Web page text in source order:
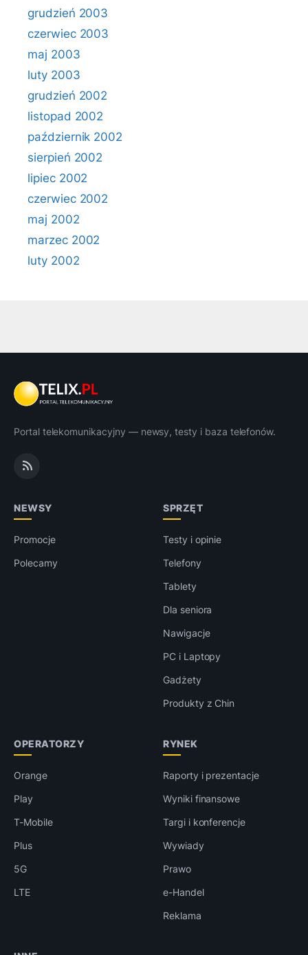
grudzień 2003
czerwiec 2003
maj 2003
luty 2003
grudzień 2002
listopad 2002
październik 2002
sierpień 2002
lipiec 2002
czerwiec 2002
maj 2002
marzec 2002
luty 2002
Portal telekomunikacyjny — newsy, testy i baza telefonów.
NEWSY
Promocje
Polecamy
SPRZĘT
Testy i opinie
Telefony
Tablety
Dla seniora
Nawigacje
PC i Laptopy
Gadżety
Produkty z Chin
OPERATORZY
Orange
Play
T-Mobile
Plus
5G
LTE
RYNEK
Raporty i prezentacje
Wyniki finansowe
Targi i konferencje
Wywiady
Prawo
e-Handel
Reklama